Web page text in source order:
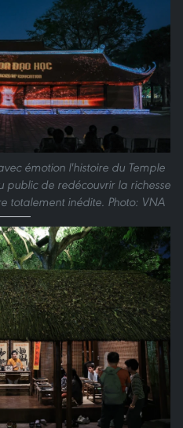
émotion l'histoire du Temple
de redécouvrir la richesse
totalement inédite. Photo: VNA